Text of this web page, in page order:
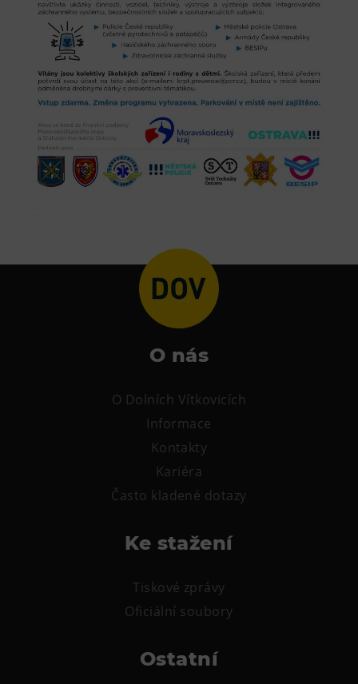
Kroužky pro děti
Výjezdní akce
O nás
O Dolních Vítkovicích
Informace
Kontakty
Kariéra
Často kladené dotazy
Ke stažení
Tiskové zprávy
Oficiální soubory
Ostatní